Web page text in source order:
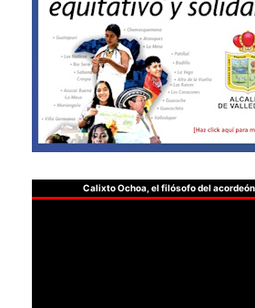
Calixto Ochoa, el filósofo del acordeón